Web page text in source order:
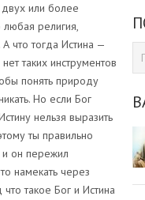
или более
религия,
что тогда Истина —
таких инструментов
понять природу
Но если Бог
нельзя выразить
ты правильно
он пережил
намекать через
такое Бог и Истина